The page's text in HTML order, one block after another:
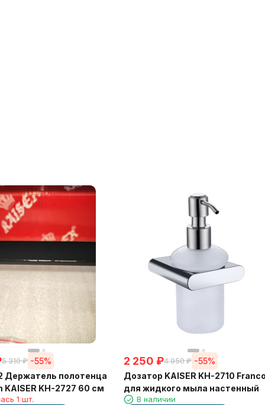
5 310 ₽ -55%
Держатель полотенца
KAISER KH-2727 60 см
1 шт.
2 250 ₽4 950 ₽ -55%
Дозатор KAISER KH-2710
для жидкого мыла настенный
В наличии